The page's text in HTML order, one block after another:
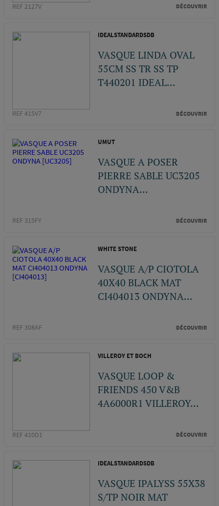
REF 2127V DÉCOUVRIR
IDEALSTANDARDSDB
VASQUE LINDA OVAL
55CM SS TR SS TP
T440201 IDEAL...
REF 415V7 DÉCOUVRIR
UMUT
VASQUE A POSER
PIERRE SABLE UC3205
ONDYNA...
REF 315FY DÉCOUVRIR
WHITE STONE
VASQUE A/P CIOTOLA
40X40 BLACK MAT
CI404013 ONDYNA...
REF 308AF DÉCOUVRIR
VILLEROY ET BOCH
VASQUE LOOP &
FRIENDS 450 V&B
4A6000R1 VILLEROY...
REF 410D1 DÉCOUVRIR
IDEALSTANDARDSDB
VASQUE IPALYSS 55X38
S/TP NOIR MAT